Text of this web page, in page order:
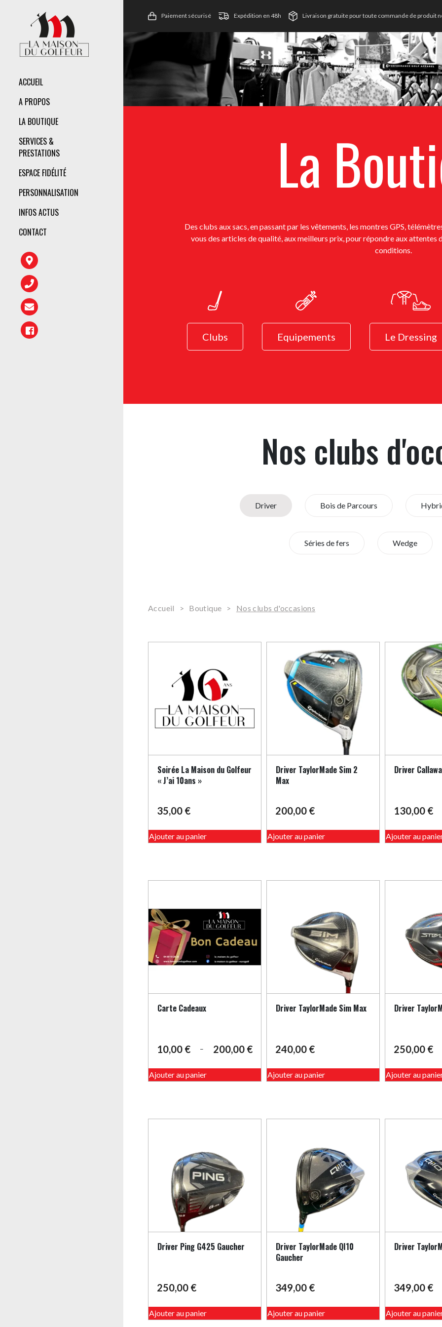
ACCUEIL
A PROPOS
LA BOUTIQUE
SERVICES &
PRESTATIONS
ESPACE FIDÉLITÉ
PERSONNALISATION
INFOS ACTUS
CONTACT
Paiement sécurisé Expédition en 48h Livraison gratuite pour toute commande de produit
La
Des clubs aux sacs, en passant par les vêtements, les montres GPS,
vous des articles de qualité, aux meilleurs prix, pour répondre aux
conditions.
Clubs Equipements Le Dressing
Nos clubs
Driver Bois de Parcours
Séries de fers Wedge
Accueil > Boutique > Nos clubs d'occasions
Soirée La Maison du Golfeur
« J’ai 10ans »
35,00 €
Ajouter au panier
produit
peuvent
page
produit
Driver TaylorMade Sim 2
Max
200,00 €
Ajouter au panier
Driver
130,00 €
Ajouter au
Carte Cadeaux
10,00 € – 200,00 €
Plage
prix :
10,00 €
Ajouter au panier
produit
produit
Driver TaylorMade Sim Max
240,00 €
Ajouter au panier
Driver
250,00 €
Ajouter au
Driver Ping G425 Gaucher
250,00 €
Ajouter au panier
Driver TaylorMade QI10
Gaucher
349,00 €
Ajouter au panier
Driver
349,00 €
Ajouter au